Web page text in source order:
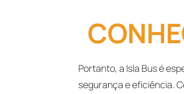
Portanto, a Isla Bus é
segurança e eficiência.